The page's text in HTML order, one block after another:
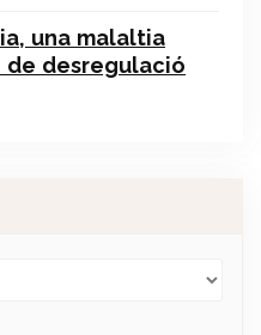
una malaltia
desregulació